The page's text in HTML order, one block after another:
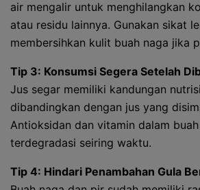
air mengalir untuk menghilangkan
atau residu lainnya. Gunakan sikat
membersihkan kulit buah naga jika
Tip 3: Konsumsi Segera Setelah
Jus segar memiliki kandungan
dibandingkan dengan jus yang
Antioksidan dan vitamin dalam
terdegradasi seiring waktu.
Tip 4: Hindari Penambahan Gula